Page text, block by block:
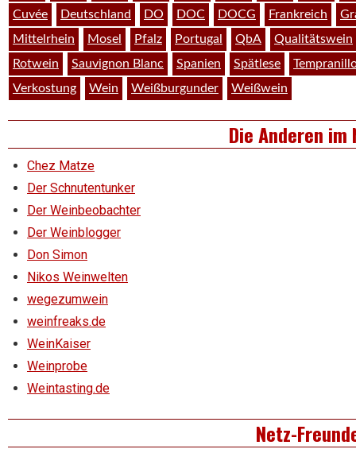
Cuvée
Deutschland DO DOC DOCG Frankreich
Mittelrhein
Mosel Pfalz Portugal QbA
Qualitätswein
Rotwein
Sauvignon Blanc Spanien Spätlese
Verkostung
Wein Weißburgunder Weißwein
Die Anderen im
Chez Matze
Der Schnutentunker
Der Weinbeobachter
Der Weinblogger
Don Simon
Nikos Weinwelten
wegezumwein
weinfreaks.de
WeinKaiser
Weinprobe
Weintasting.de
Netz-